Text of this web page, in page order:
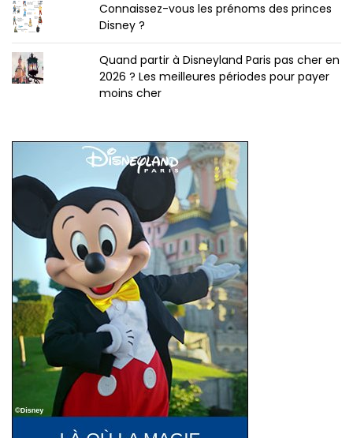
Connaissez-vous les prénoms des princes
Disney ?
Quand partir à Disneyland Paris pas cher en
2026 ? Les meilleures périodes pour payer
moins cher